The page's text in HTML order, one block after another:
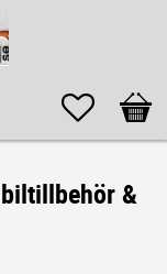
Favoriter
&